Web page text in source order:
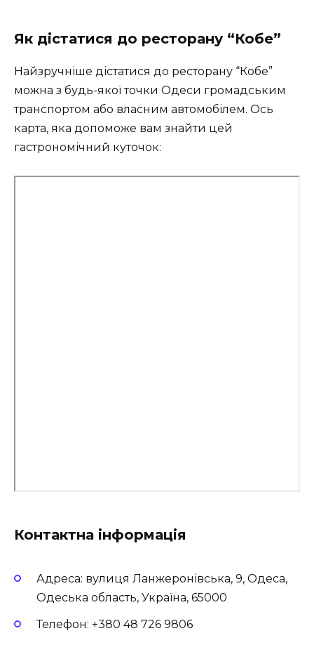
Як дістатися до ресторану “Кобе”
Найзручніше дістатися до ресторану “Кобе”
можна з будь-якої точки Одеси громадським
транспортом або власним автомобілем. Ось
карта, яка допоможе вам знайти цей
гастрономічний куточок:
Контактна інформація
Адреса: вулиця Ланжеронівська, 9, Одеса,
Одеська область, Україна, 65000
Телефон: +380 48 726 9806